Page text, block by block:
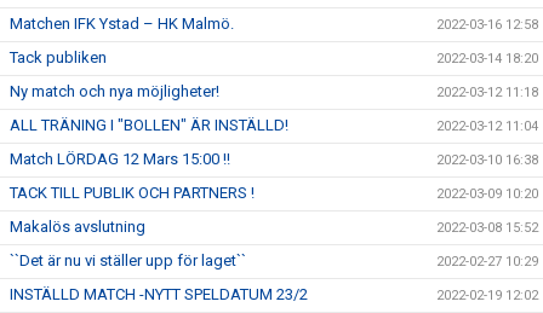
Matchen IFK Ystad – HK Malmö. 2022-03-16 12:58
Tack publiken 2022-03-14 18:20
Ny match och nya möjligheter! 2022-03-12 11:18
ALL TRÄNING I "BOLLEN" ÄR INSTÄLLD! 2022-03-12 11:04
Match LÖRDAG 12 Mars 15:00 !! 2022-03-10 16:38
TACK TILL PUBLIK OCH PARTNERS ! 2022-03-09 10:20
Makalös avslutning 2022-03-08 15:52
``Det är nu vi ställer upp för laget`` 2022-02-27 10:29
INSTÄLLD MATCH -NYTT SPELDATUM 23/2 2022-02-19 12:02